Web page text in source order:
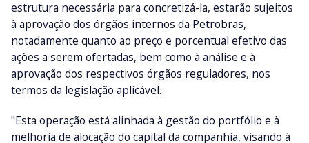
estrutura necessária para concretizá-la, estarão sujeitos
à aprovação dos órgãos internos da Petrobras,
notadamente quanto ao preço e porcentual efetivo das
ações a serem ofertadas, bem como à análise e à
aprovação dos respectivos órgãos reguladores, nos
termos da legislação aplicável.
"Esta operação está alinhada à gestão do portfólio e à
melhoria de alocação do capital da companhia, visando à